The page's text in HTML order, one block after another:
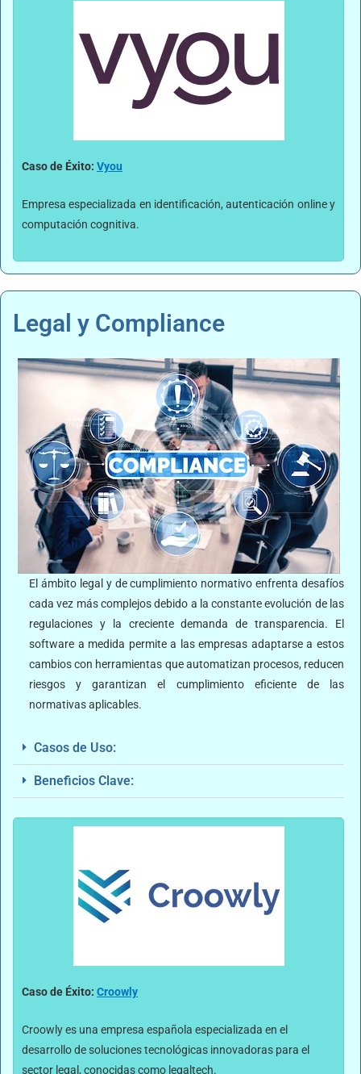
Caso de Éxito: Vyou
Empresa especializada en identificación, autenticación online y
computación cognitiva.
Legal y Compliance
El ámbito legal y de cumplimiento normativo enfrenta desafíos
cada vez más complejos debido a la constante evolución de las
regulaciones y la creciente demanda de transparencia. El
software a medida permite a las empresas adaptarse a estos
cambios con herramientas que automatizan procesos, reducen
riesgos y garantizan el cumplimiento eficiente de las
normativas aplicables.
Casos de Uso:
Beneficios Clave:
Caso de Éxito: Croowly
Croowly es una empresa española especializada en el
desarrollo de soluciones tecnológicas innovadoras para el
sector legal, conocidas como legaltech.